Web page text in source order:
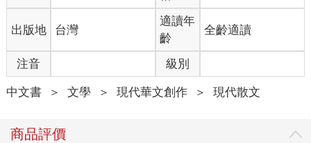
去「頂尖」的場子比，即使沒有第一，只要你擠進這場子裡比
「環南市場」就是這場子。
誰能創造一個場域，讓人的身體在上千個攤位中，才路過三秒，
就願意留下，甚至相信他，誰才真正擁有市場的生存權。
但，有一個攤位－－什麼都沒有，像個真空地帶，站在這片「空
白」中的男孩，皮膚白皙、眉清目秀，他從攤位底下站起，然後
桶子，不一會兒，他的身體跟著雙臂破水而出，拉出一大片寬如
他臂膀的綠色海帶。
出版地 台灣
適讀年
齡
全齡適讀
注音 級別
中文書 ＞ 文學 ＞ 現代華文創作 ＞ 現代散文
商品評價